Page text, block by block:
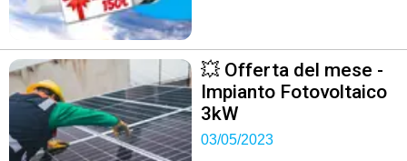
💥 Offerta del mese -
Impianto Fotovoltaico
3kW
03/05/2023